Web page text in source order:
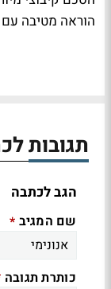
הוראה מטיבה עם
תגובות
הגב לכתבה
שם המגיב *
כותרת תגובה